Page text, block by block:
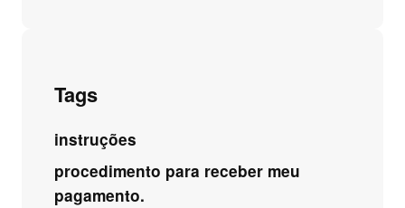
Tags
instruções
procedimento para receber meu
pagamento.